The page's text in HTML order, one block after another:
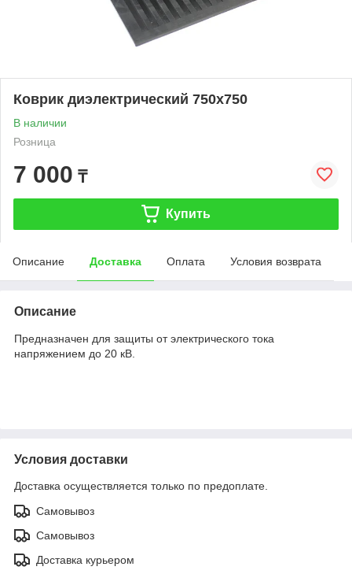
Коврик диэлектрический 750х750
В наличии
Розница
7 000 ₸
Купить
Описание Доставка Оплата Условия возврата
Описание
Предназначен для защиты от электрического тока
напряжением до 20 кВ.
Условия доставки
Доставка осуществляется только по предоплате.
Самовывоз
Самовывоз
Доставка курьером